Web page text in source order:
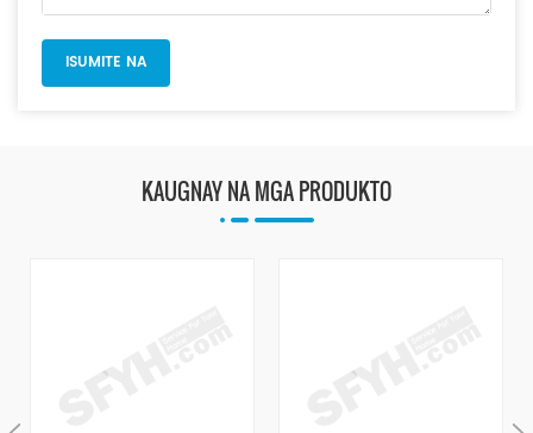
KAUGNAY NA MGA PRODUKTO